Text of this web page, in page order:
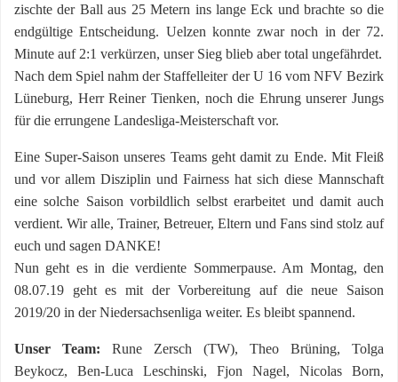
zischte der Ball aus 25 Metern ins lange Eck und brachte so die
endgültige Entscheidung. Uelzen konnte zwar noch in der 72.
Minute auf 2:1 verkürzen, unser Sieg blieb aber total ungefährdet.
Nach dem Spiel nahm der Staffelleiter der U 16 vom NFV Bezirk
Lüneburg, Herr Reiner Tienken, noch die Ehrung unserer Jungs
für die errungene Landesliga-Meisterschaft vor.
Eine Super-Saison unseres Teams geht damit zu Ende. Mit Fleiß
und vor allem Disziplin und Fairness hat sich diese Mannschaft
eine solche Saison vorbildlich selbst erarbeitet und damit auch
verdient. Wir alle, Trainer, Betreuer, Eltern und Fans sind stolz auf
euch und sagen DANKE!
Nun geht es in die verdiente Sommerpause. Am Montag, den
08.07.19 geht es mit der Vorbereitung auf die neue Saison
2019/20 in der Niedersachsenliga weiter. Es bleibt spannend.
Unser Team: Rune Zersch (TW), Theo Brüning, Tolga
Beykocz, Ben-Luca Leschinski, Fjon Nagel, Nicolas Born,